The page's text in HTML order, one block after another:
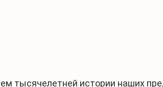
тысячелетней истории наших